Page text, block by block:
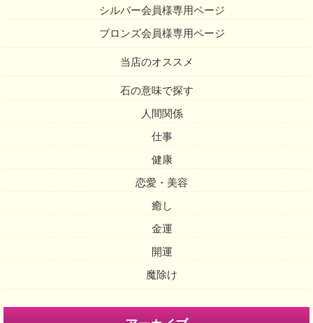
シルバー会員様専用ページ
ブロンズ会員様専用ページ
当店のオススメ
石の意味で探す
人間関係
仕事
健康
恋愛・美容
癒し
金運
開運
魔除け